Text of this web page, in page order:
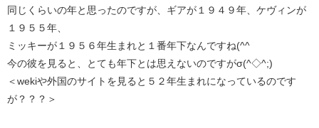
同じくらいの年と思ったのですが、ギアが１９４９年、ケヴィンが
１９５５年、
ミッキーが１９５６年生まれと１番年下なんですね(^^ゞ
今の彼を見ると、とても年下とは思えないのですがσ(^◇^;)
＜wekiや外国のサイトを見ると５２年生まれになっているのです
が？？？＞